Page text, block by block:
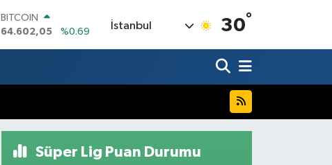
DOLAR
47,5986
%0.06
64,2438
%0.21
13.768
BITCOIN
İstanbul 30°
Süper Lig Puan Durumu